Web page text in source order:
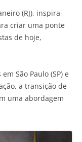
(RJ), inspira-
criar uma ponte
de hoje,
São Paulo (SP) e
a transição de
uma abordagem